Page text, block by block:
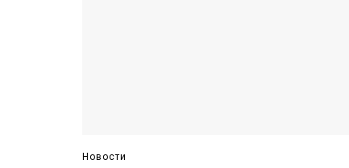
Новости